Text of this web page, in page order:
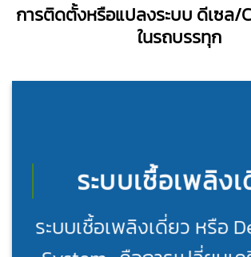
การติดตั้งหรือแปลงระบบ ดีเซล/
ในรถบรรทุก
ระบบเชื้อเพลิง
ระบบเชื้อเพลิงเดี่ยว หรือ